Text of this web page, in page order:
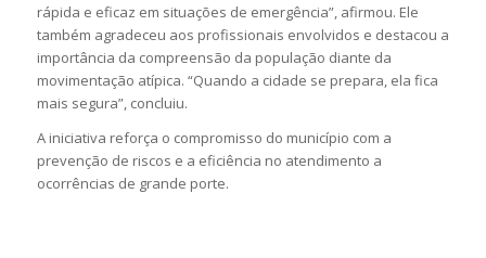
rápida e eficaz em situações de emergência”, afirmou. Ele
também agradeceu aos profissionais envolvidos e destacou a
importância da compreensão da população diante da
movimentação atípica. “Quando a cidade se prepara, ela fica
mais segura”, concluiu.
A iniciativa reforça o compromisso do município com a
prevenção de riscos e a eficiência no atendimento a
ocorrências de grande porte.